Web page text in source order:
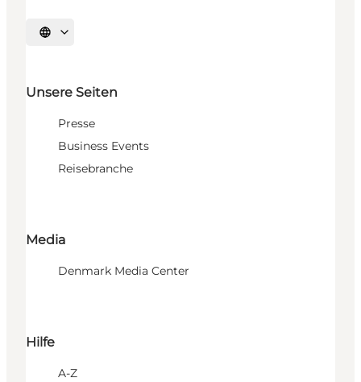
Sprache auswählen
Unsere Seiten
Presse
Business Events
Reisebranche
Media
Denmark Media Center
Hilfe
A-Z